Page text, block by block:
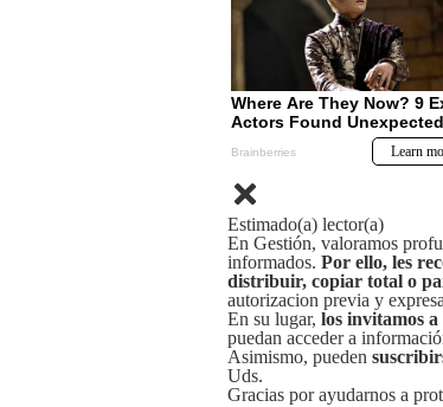
Estimado(a) lector(a)
En Gestión, valoramos
informados. Por ello, les
distribuir, copiar total o
autorizacion previa y
En su lugar, los invitamos
puedan acceder a
Asimismo, pueden
Uds.
Gracias por ayudarnos a